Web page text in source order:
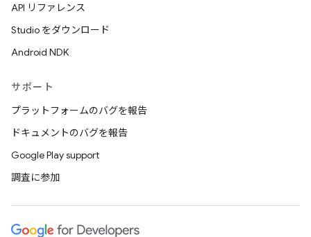
API リファレンス
Studio をダウンロード
Android NDK
サポート
プラットフォームのバグを報告
ドキュメントのバグを報告
Google Play support
調査に参加